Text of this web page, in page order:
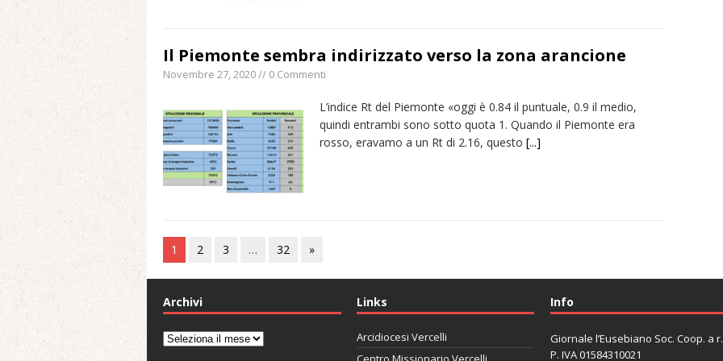
Il Piemonte sembra indirizzato verso la zona arancione
Novembre 27, 2020 // 0 Commenti
L’indice Rt del Piemonte «oggi è 0.84 il puntuale, 0.9 il medio,
quindi entrambi sono sotto quota 1. Quando il Piemonte era
rosso, eravamo a un Rt di 2.16, questo [...]
1 2 3 … 32 »
Archivi
Archivi
Links
Arcidiocesi Vercelli
Info
Giornale l’Eusebiano Soc. Coop. a
P. IVA 01584310021